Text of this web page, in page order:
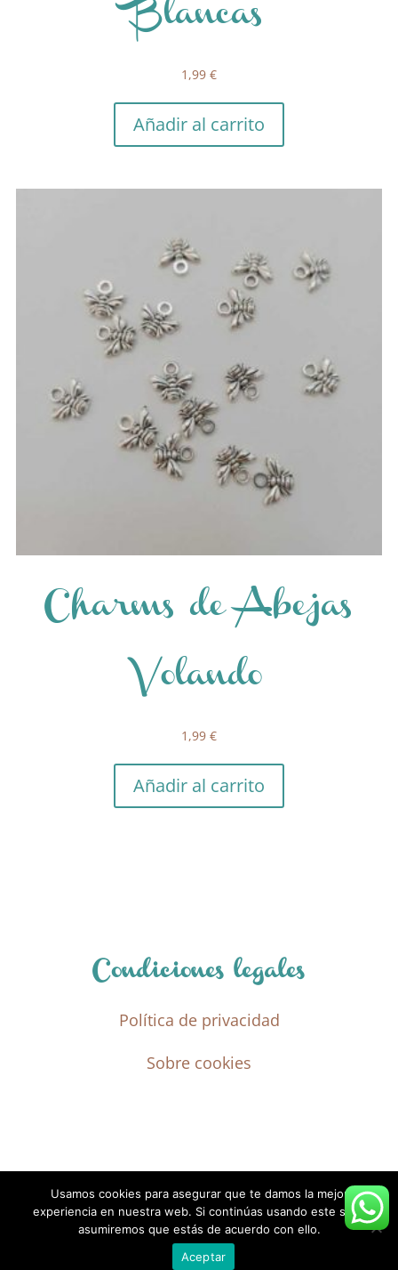
Blancas
1,99 €
Añadir al carrito
Charms de Abejas
Volando
1,99 €
Añadir al carrito
Condiciones legales
Política de privacidad
Sobre cookies
Diseñado y programado por
Usamos cookies para asegurar que te damos la mejor
experiencia en nuestra web. Si continúas usando este sitio,
asumiremos que estás de acuerdo con ello.
Aceptar